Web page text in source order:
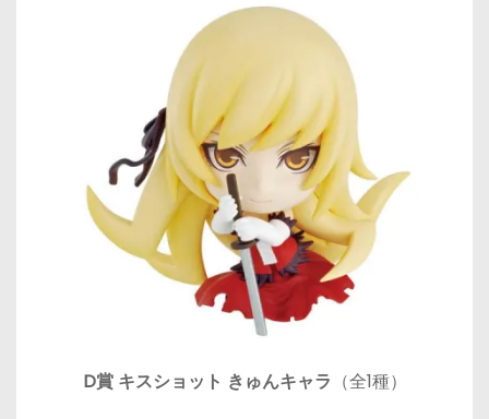
D賞 キスショット きゅんキャラ （全1種）